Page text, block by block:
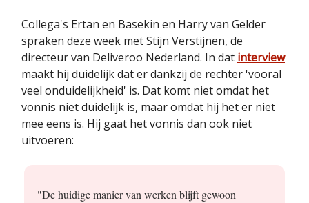
Collega's Ertan en Basekin en Harry van Gelder
spraken deze week met Stijn Verstijnen, de
directeur van Deliveroo Nederland. In dat interview
maakt hij duidelijk dat er dankzij de rechter 'vooral
veel onduidelijkheid' is. Dat komt niet omdat het
vonnis niet duidelijk is, maar omdat hij het er niet
mee eens is. Hij gaat het vonnis dan ook niet
uitvoeren:
"De huidige manier van werken blijft gewoon